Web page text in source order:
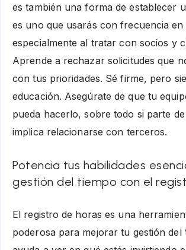
es también una forma de establecer
es uno que usarás con frecuencia
especialmente al tratar con socios y
Aprende a rechazar solicitudes que
con tus prioridades. Sé firme, pero
educación. Asegúrate de que tu
pueda hacerlo, sobre todo si parte
implica relacionarse con terceros.
Potencia tus habilidades
gestión del tiempo con el
El registro de horas es una
poderosa para mejorar tu gestión del